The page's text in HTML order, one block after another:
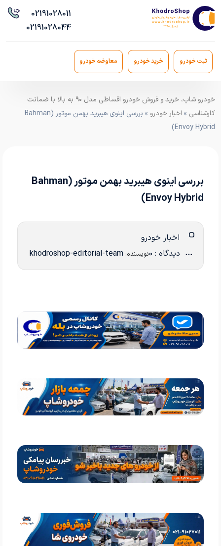
02191028011
02191028044
ثبت خودرو خرید خودرو معاوضه خودرو
خودرو شاپ، خرید و فروش خودرو اقساطی مدل ۹۰ به بالا با ضمانت
کارشناسی » اخبار خودرو
» بررسی اینوی هیبرید بهمن موتور (Bahman
Envoy Hybrid)
بررسی اینوی هیبرید بهمن موتور (Bahman
Envoy Hybrid)
اخبار خودرو
دیدگاه : 0 نویسنده: khodroshop-editorial-team